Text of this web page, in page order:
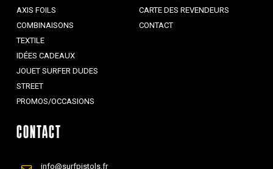
AXIS FOILS
COMBINAISONS
TEXTILE
IDÉES CADEAUX
JOUET SURFER DUDES
STREET
PROMOS/OCCASIONS
CARTE DES REVENDEURS
CONTACT
CONTACT
info@surfpistols.fr